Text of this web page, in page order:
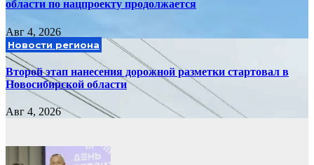
области по нацпроекту продолжается
Авг 4, 2026
Новости региона
Второй этап нанесения дорожной разметки стартовал в
Новосибирской области
Авг 4, 2026